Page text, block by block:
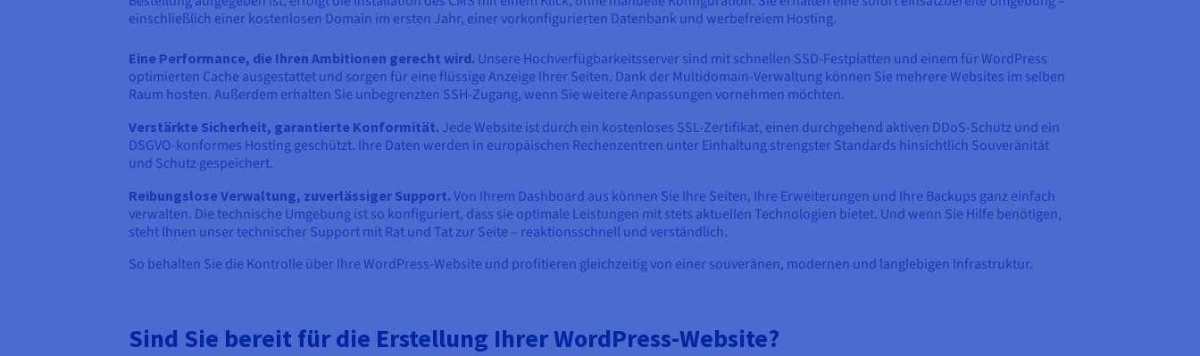
einschließlich einer kostenlosen Domain im ersten Jahr, einer vorkonfigurierten Datenbank und werbefreiem Hosting.
Eine Performance, die Ihren Ambitionen gerecht wird. Unsere Hochverfügbarkeitsserver sind mit schnellen SSD-Festplatten und einem für WordPress
optimierten Cache ausgestattet und sorgen für eine flüssige Anzeige Ihrer Seiten. Dank der Multidomain-Verwaltung können Sie mehrere Websites im selben
Raum hosten. Außerdem erhalten Sie unbegrenzten SSH-Zugang, wenn Sie weitere Anpassungen vornehmen möchten.
Verstärkte Sicherheit, garantierte Konformität. Jede Website ist durch ein kostenloses SSL-Zertifikat, einen durchgehend aktiven DDoS-Schutz und ein
DSGVO-konformes Hosting geschützt. Ihre Daten werden in europäischen Rechenzentren unter Einhaltung strengster Standards hinsichtlich Souveränität
und Schutz gespeichert.
Reibungslose Verwaltung, zuverlässiger Support. Von Ihrem Dashboard aus können Sie Ihre Seiten, Ihre Erweiterungen und Ihre Backups ganz einfach
verwalten. Die technische Umgebung ist so konfiguriert, dass sie optimale Leistungen mit stets aktuellen Technologien bietet. Und wenn Sie Hilfe benötigen,
steht Ihnen unser technischer Support mit Rat und Tat zur Seite – reaktionsschnell und verständlich.
So behalten Sie die Kontrolle über Ihre WordPress-Website und profitieren gleichzeitig von einer souveränen, modernen und langlebigen Infrastruktur.
Sind Sie bereit für die Erstellung Ihrer WordPress-Website?